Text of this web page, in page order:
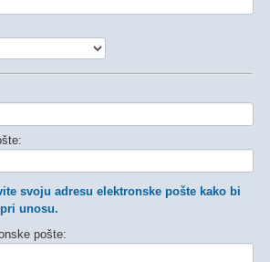
svoju adresu elektronske pošte kako bi
unosu.
pošte: